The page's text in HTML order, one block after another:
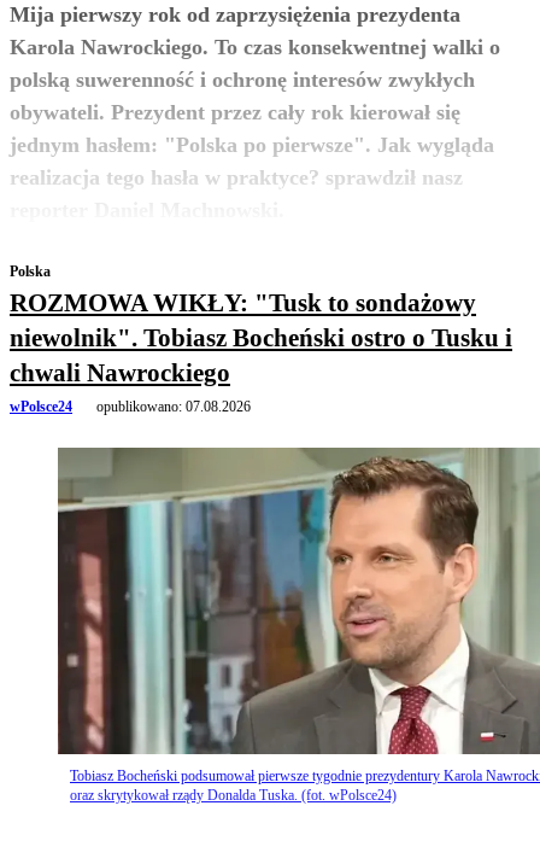
Mija pierwszy rok od zaprzysiężenia prezydenta
Karola Nawrockiego. To czas konsekwentnej walki o
polską suwerenność i ochronę interesów zwykłych
obywateli. Prezydent przez cały rok kierował się
jednym hasłem: "Polska po pierwsze". Jak wygląda
realizacja tego hasła w praktyce? sprawdził nasz
zobacz więcej
Polska
ROZMOWA WIKŁY: "Tusk to sondażowy
niewolnik". Tobiasz Bocheński ostro o Tusku i
chwali Nawrockiego
wPolsce24 opublikowano: 07.08.2026
Tobiasz Bocheński podsumował pierwsze tygodnie prezydentury Karola
oraz skrytykował rządy Donalda Tuska. (fot. wPolsce24)